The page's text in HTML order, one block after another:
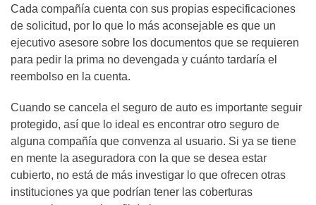
Cada compañía cuenta con sus propias especificaciones
de solicitud, por lo que lo más aconsejable es que un
ejecutivo asesore sobre los documentos que se requieren
para pedir la prima no devengada y cuánto tardaría el
reembolso en la cuenta.
Cuando se cancela el seguro de auto es importante seguir
protegido, así que lo ideal es encontrar otro seguro de
alguna compañía que convenza al usuario. Si ya se tiene
en mente la aseguradora con la que se desea estar
cubierto, no está de más investigar lo que ofrecen otras
instituciones ya que podrían tener las coberturas